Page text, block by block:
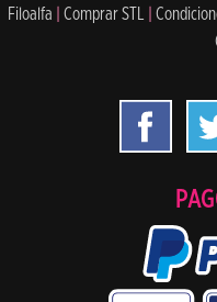
Filoalfa
Comprar STL